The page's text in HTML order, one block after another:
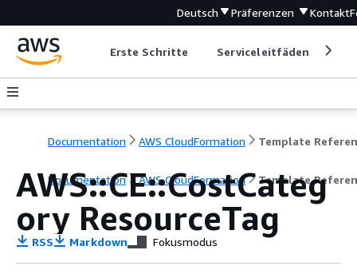
Deutsch Präferenzen Kontakt
Erste Schritte Serviceleitfäden
Documentation AWS CloudFormation Template
Documentation AWS CloudFormation Template
AWS::CE::CostCateg
ory ResourceTag
RSS Markdown Fokusmodus